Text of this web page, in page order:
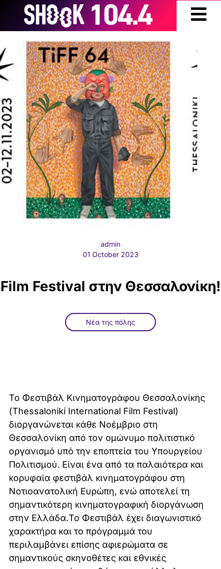
admin
01 October 2023
Film Festival στην Θεσσαλονίκη!
Νέα της πόλης
Το Φεστιβάλ Κινηματογράφου Θεσσαλονίκης
(Thessaloniki International Film Festival)
διοργανώνεται κάθε Νοέμβριο στη
Θεσσαλονίκη από τον ομώνυμο πολιτιστικό
οργανισμό υπό την εποπτεία του Υπουργείου
Πολιτισμού. Είναι ένα από τα παλαιότερα και
κορυφαία φεστιβάλ κινηματογράφου στη
Νοτιοανατολική Ευρώπη, ενώ αποτελεί τη
σημαντικότερη κινηματογραφική διοργάνωση
στην Ελλάδα.Το Φεστιβάλ έχει διαγωνιστικό
χαρακτήρα και το πρόγραμμά του
περιλαμβάνει επίσης αφιερώματα σε
σημαντικούς σκηνοθέτες και εθνικές